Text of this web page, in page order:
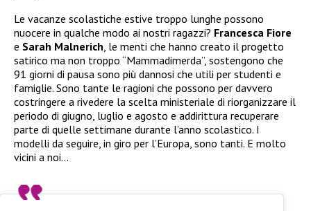
Le vacanze scolastiche estive troppo lunghe possono
nuocere in qualche modo ai nostri ragazzi? Francesca Fiore
e Sarah Malnerich, le menti che hanno creato il progetto
satirico ma non troppo “Mammadimerda”, sostengono che
91 giorni di pausa sono più dannosi che utili per studenti e
famiglie. Sono tante le ragioni che possono per davvero
costringere a rivedere la scelta ministeriale di riorganizzare il
periodo di giugno, luglio e agosto e addirittura recuperare
parte di quelle settimane durante l’anno scolastico. I
modelli da seguire, in giro per l’Europa, sono tanti. E molto
vicini a noi…